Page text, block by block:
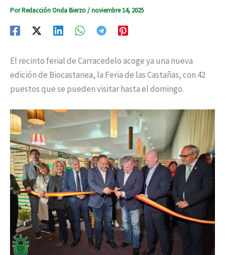
PorRedacción Onda Bierzo/noviembre 14, 2025
El recinto ferial de Carracedelo acoge ya una nueva
edición de Biocastanea, la Feria de las Castañas, con 42
puestos que se pueden visitar hasta el domingo.